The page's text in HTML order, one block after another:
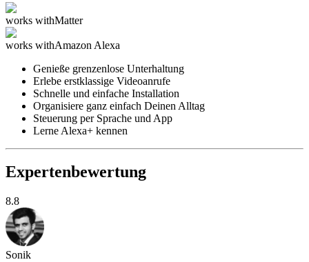
works withMatter
works withAmazon Alexa
Genieße grenzenlose Unterhaltung
Erlebe erstklassige Videoanrufe
Schnelle und einfache Installation
Organisiere ganz einfach Deinen Alltag
Steuerung per Sprache und App
Lerne Alexa+ kennen
Expertenbewertung
8.8
Sonik